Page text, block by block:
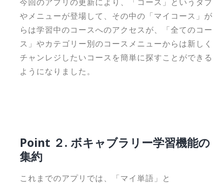
やメニューが登場して、その中の「マイコース」が
らは学習中のコースへのアクセスが、「全てのコー
ス」やカテゴリー別のコースメニューからは新しく
チャンレジしたいコースを簡単に探すことができる
ようになりました。
Point ２. ボキャブラリー学習機能の
集約
これまでのアプリでは、「マイ単語」と